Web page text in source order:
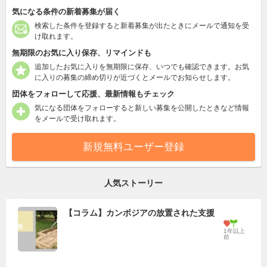
気になる条件の新着募集が届く
検索した条件を登録すると新着募集が出たときにメールで通知を受
け取れます。
無期限のお気に入り保存、リマインドも
追加したお気に入りを無期限に保存、いつでも確認できます。お気
に入りの募集の締め切りが近づくとメールでお知らせします。
団体をフォローして応援、最新情報もチェック
気になる団体をフォローすると新しい募集を公開したときなど情報
をメールで受け取れます。
新規無料ユーザー登録
人気ストーリー
【コラム】カンボジアの放置された支援
1年以上
前